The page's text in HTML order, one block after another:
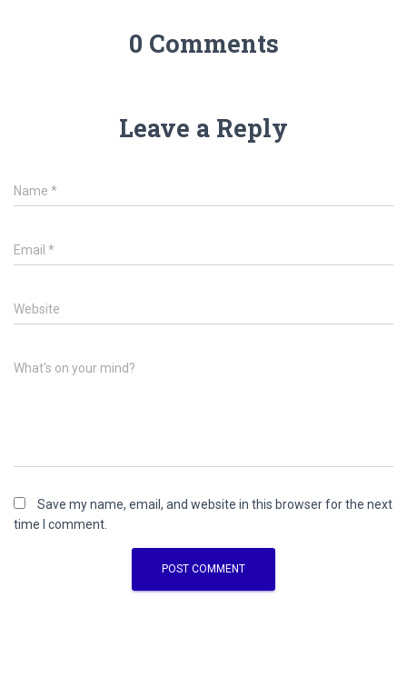
0 Comments
Leave a Reply
Name *
Email *
Website
What's on your mind?
Save my name, email, and website in this browser for the next
time I comment.